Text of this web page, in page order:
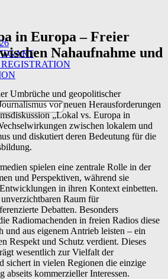
in Europa – Freier
Nahaufnahme und
Umbrüche und geopolitischer
vor neuen Herausforderungen
„Lokal vs. Europa in
zwischen lokalem und
und diskutiert deren Bedeutung für die
spielen eine zentrale Rolle in der
und Perspektiven, während sie
in ihren Kontext einbetten.
Raum für
Debatten. Besonders
Radiomachenden in freien Radios diese
und aus eigenem Antrieb leisten – ein
Respekt und Schutz verdient. Dieses
wesentlich zur Vielfalt der
sichert in vielen Regionen die einzige
abseits kommerzieller Interessen.